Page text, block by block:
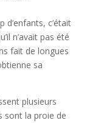
c’était
n’avait pas été
fait de longues
sa
plusieurs
sont la proie de